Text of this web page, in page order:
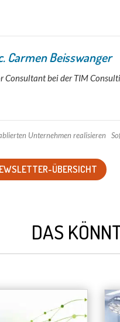
Carmen Beisswanger
Consultant bei der TIM
Unternehmen realisieren
ÜBERSICHT
DAS